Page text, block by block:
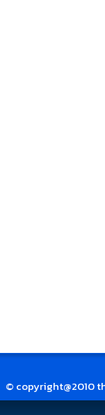
© copyright@2010